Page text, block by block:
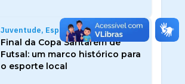
Juventude, Esporte e Lazer
Final da Copa Santarém de
Futsal: um marco histórico para
o esporte local